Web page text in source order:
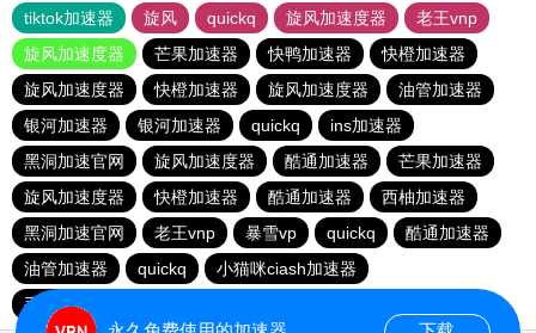
tiktok加速器
旋风 quickq 旋风加速度器
老王vnp
旋风加速度器
芒果加速器 快鸭加速器
快橙加速器
旋风加速度器
快橙加速器 旋风加速度器
油管加速器
银河加速器
银河加速器 quickq
ins加速器
黑洞加速官网
旋风加速度器 酷通加速器
芒果加速器
旋风加速度器
快橙加速器 酷通加速器
西柚加速器
黑洞加速官网
老王vnp 暴雪vp quickq
酷通加速器
油管加速器
quickq
小猫咪ciash加速器
手机外国加速器官网